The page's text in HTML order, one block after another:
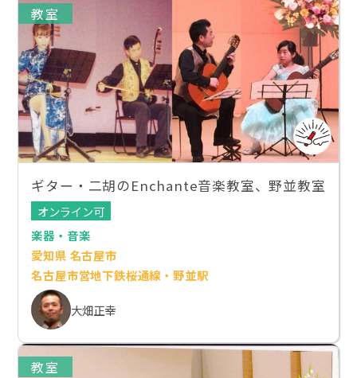
教室
ギター・二胡のEnchante音楽教室、野並教室
オンライン可
楽器・音楽
愛知県 名古屋市
名古屋市営地下鉄桜通線・野並駅
大畑正幸
教室